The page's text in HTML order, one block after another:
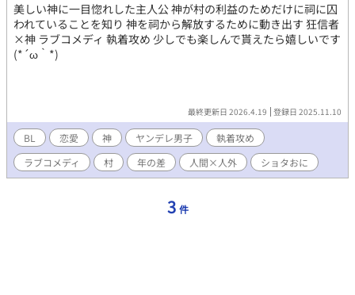
美しい神に一目惚れした主人公 神が村の利益のためだけに祠に囚
われていることを知り 神を祠から解放するために動き出す 狂信者
×神 ラブコメディ 執着攻め 少しでも楽しんで貰えたら嬉しいです
(*´ω｀*)
最終更新日 2026.4.19 登録日 2025.11.10
BL 恋愛 神 ヤンデレ男子
執着攻め
ラブコメディ
村 年の差 人間×人外 ショタおに
3 件